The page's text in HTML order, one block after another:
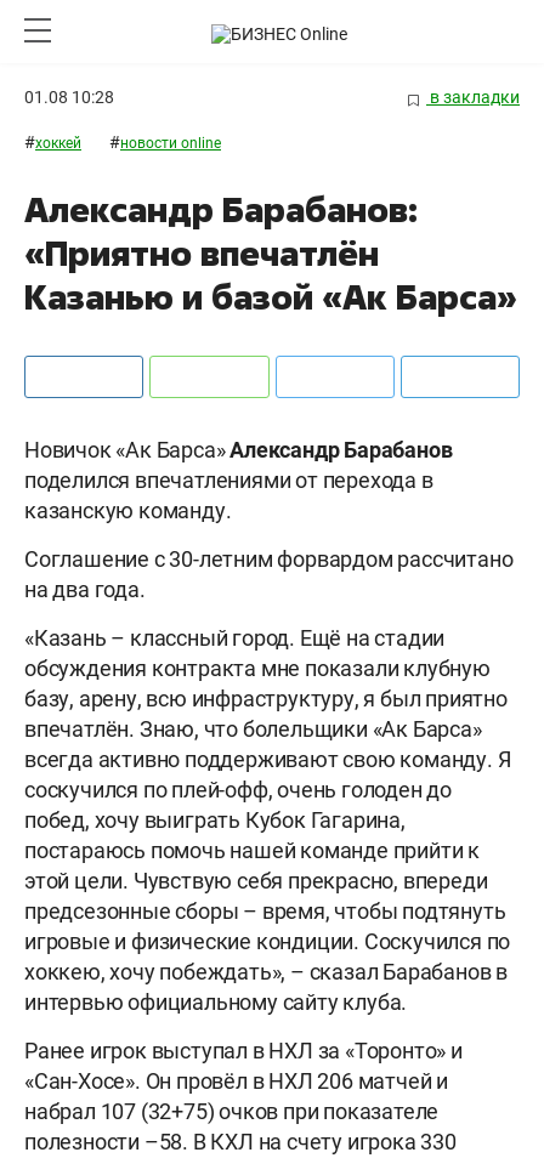
01.08 10:28 в закладки
#хоккей #новости online
Александр Барабанов:
«Приятно впечатлён
Казанью и базой «Ак Барса»
Новичок «Ак Барса»Александр Барабанов
поделился впечатлениями от перехода в
казанскую команду.
Соглашение с 30-летним форвардом рассчитано
на два года.
«Казань – классный город. Ещё на стадии
обсуждения контракта мне показали клубную
базу, арену, всю инфраструктуру, я был приятно
впечатлён. Знаю, что болельщики «Ак Барса»
всегда активно поддерживают свою команду. Я
соскучился по плей-офф, очень голоден до
побед, хочу выиграть Кубок Гагарина,
постараюсь помочь нашей команде прийти к
этой цели. Чувствую себя прекрасно, впереди
предсезонные сборы – время, чтобы подтянуть
игровые и физические кондиции. Соскучился по
хоккею, хочу побеждать», – сказал Барабанов в
интервью официальному сайту клуба.
Ранее игрок выступал в НХЛ за «Торонто» и
«Сан-Хосе». Он провёл в НХЛ 206 матчей и
набрал 107 (32+75) очков при показателе
полезности –58. В КХЛ на счету игрока 330